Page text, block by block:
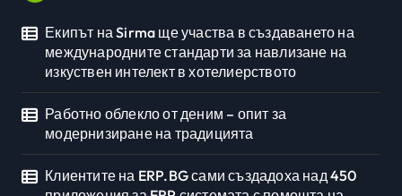
Екипът на Sirma ще участва в създаването на
международните стандарти за навлизане на
изкуствен интелект в хотелиерството
Работно облекло от деним – опит за
модернизиране на традицията
Клиентите на ERP.BG сами създадоха над 450